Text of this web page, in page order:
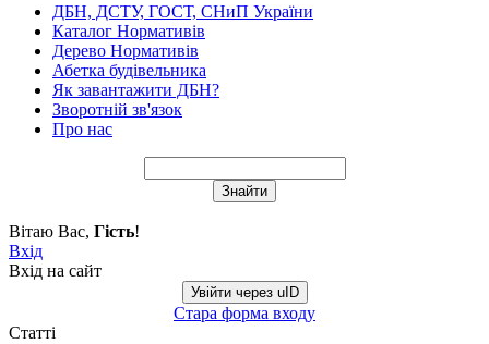
ДБН, ДСТУ, ГОСТ, СНиП України
Каталог Нормативів
Дерево Нормативів
Абетка будівельника
Як завантажити ДБН?
Зворотній зв'язок
Про нас
Вітаю Вас, Гість!
Вхід
Вхід на сайт
Увійти через uID
Стара форма входу
Статті